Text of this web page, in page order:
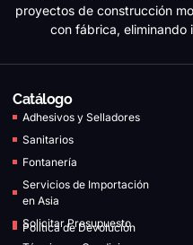
proyectos de construcción
con fábrica, eliminando
Catálogo
Adhesivos y Selladores
Sanitarios
Fontanería
Servicios de Importación
en Asia
Solicitar Presupuesto
Política de Devolución